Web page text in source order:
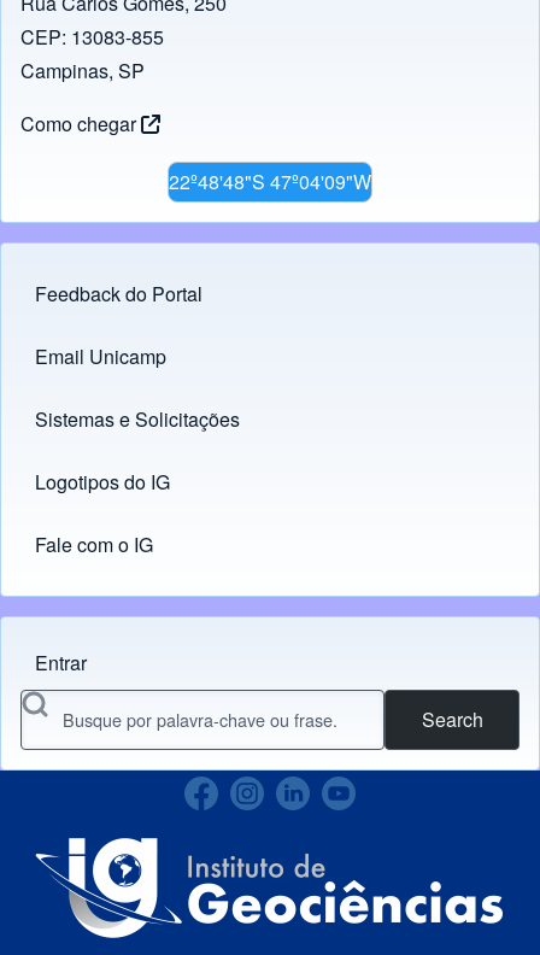
CEP: 13083-855
Campinas, SP
Como chegar
22º48'48"S 47º04'09"W
Footer menu
Feedback do Portal
Links
Email Unicamp
(opens in new tab)
Sistemas e Solicitações
(opens in new tab)
Logotipos do IG
(opens in new tab)
Fale com o IG
Menu do usuário
Entrar
Search